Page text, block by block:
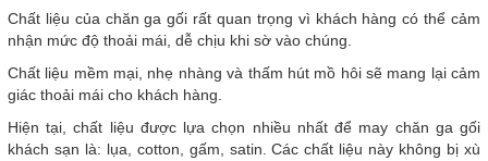
Chất liệu của chăn ga gối rất quan trọng vì khách hàng có thể cảm
nhận mức độ thoải mái, dễ chịu khi sờ vào chúng.
Chất liệu mềm mại, nhẹ nhàng và thấm hút mồ hôi sẽ mang lại cảm
giác thoải mái cho khách hàng.
Hiện tại, chất liệu được lựa chọn nhiều nhất để may chăn ga gối
khách sạn là: lụa, cotton, gấm, satin. Các chất liệu này không bị xù